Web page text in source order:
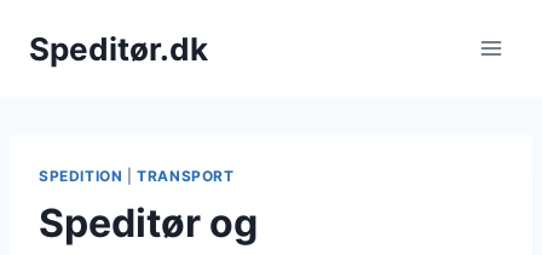
Speditør.dk
SPEDITION |TRANSPORT
Speditør og